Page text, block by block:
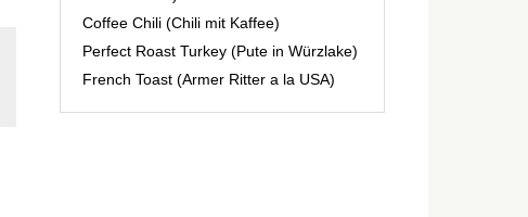
Coffee Chili (Chili mit Kaffee)
Perfect Roast Turkey (Pute in Würzlake)
French Toast (Armer Ritter a la USA)